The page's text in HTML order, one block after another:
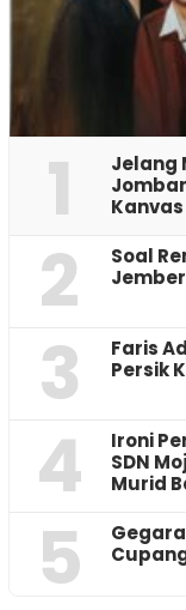
1
Jelang
Kanvas
2
‎Soal
3
Faris
Persik
4
Ironi
SDN
Murid
5